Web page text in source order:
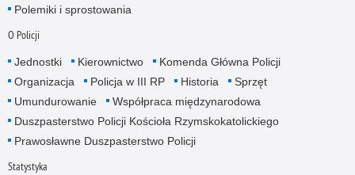
Polemiki i sprostowania
O Policji
Jednostki Kierownictwo
Komenda Główna Policji
Organizacja
Policja w III RP Historia
Sprzęt
Umundurowanie
Współpraca międzynarodowa
Duszpasterstwo Policji Kościoła Rzymskokatolickiego
Prawosławne Duszpasterstwo Policji
Statystyka